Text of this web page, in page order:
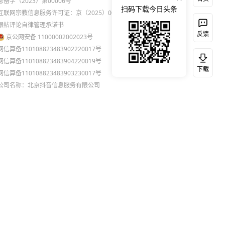
联网宗教信息服务许可证：京（2025）0000021
帖评论自律管理承诺书
京公网安备 11000002002023号
信算备110108823483902220017号
信算备110108823483904220019号
信算备110108823483903230017号
司名称：北京抖音信息服务有限公司
反馈
下载
扫码下载今日头条